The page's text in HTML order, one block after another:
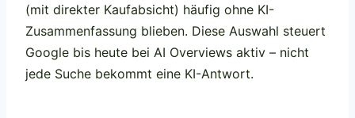
(mit direkter Kaufabsicht) häufig ohne KI-
Zusammenfassung blieben. Diese Auswahl steuert
Google bis heute bei AI Overviews aktiv – nicht
jede Suche bekommt eine KI-Antwort.